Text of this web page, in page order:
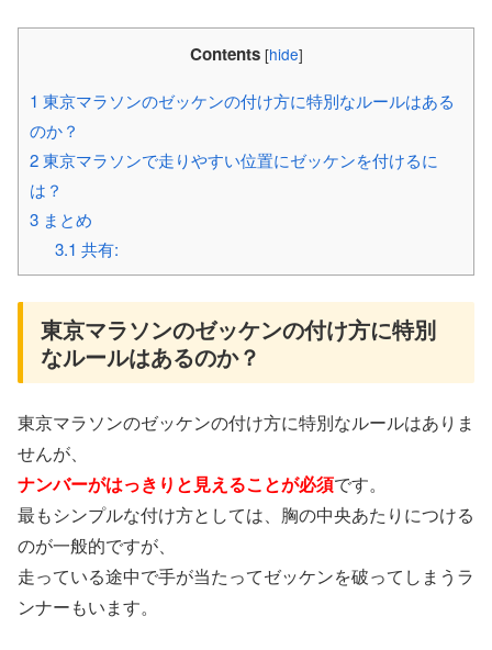
Contents [hide]
1 東京マラソンのゼッケンの付け方に特別なルールはある
のか？
2東京マラソンで走りやすい位置にゼッケンを付けるに
は？
3 まとめ
3.1 共有:
東京マラソンのゼッケンの付け方に特別
なルールはあるのか？
東京マラソンのゼッケンの付け方に特別なルールはありま
せんが、
ナンバーがはっきりと見えることが必須です。
最もシンプルな付け方としては、胸の中央あたりにつける
のが一般的ですが、
走っている途中で手が当たってゼッケンを破ってしまうラ
ンナーもいます。